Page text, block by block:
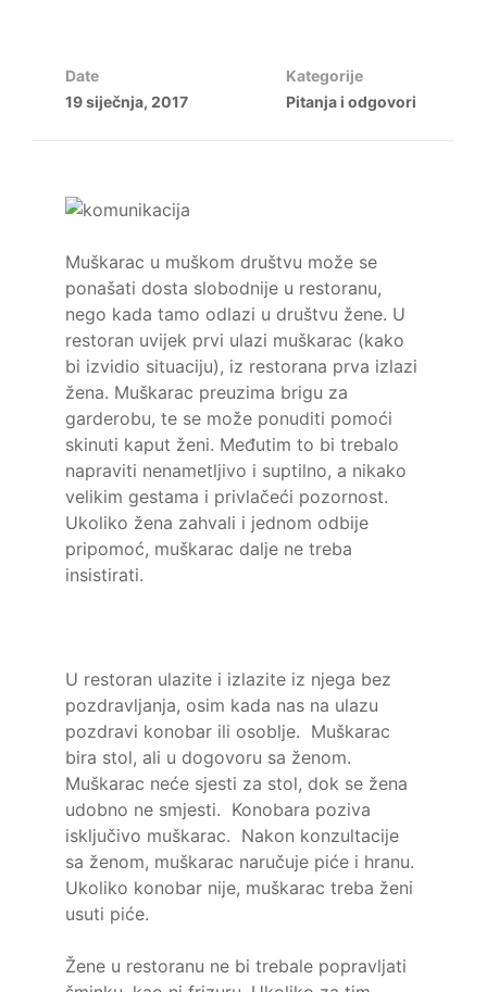
Date
19 siječnja, 2017
Kategorije
Pitanja i odgovori
Muškarac u muškom društvu može se
ponašati dosta slobodnije u restoranu,
nego kada tamo odlazi u društvu žene. U
restoran uvijek prvi ulazi muškarac (kako
bi izvidio situaciju), iz restorana prva izlazi
žena. Muškarac preuzima brigu za
garderobu, te se može ponuditi pomoći
skinuti kaput ženi. Međutim to bi trebalo
napraviti nenametljivo i suptilno, a nikako
velikim gestama i privlačeći pozornost.
Ukoliko žena zahvali i jednom odbije
pripomoć, muškarac dalje ne treba
insistirati.
U restoran ulazite i izlazite iz njega bez
pozdravljanja, osim kada nas na ulazu
pozdravi konobar ili osoblje. Muškarac
bira stol, ali u dogovoru sa ženom.
Muškarac neće sjesti za stol, dok se žena
udobno ne smjesti. Konobara poziva
isključivo muškarac. Nakon konzultacije
sa ženom, muškarac naručuje piće i hranu.
Ukoliko konobar nije, muškarac treba ženi
usuti piće.
Žene u restoranu ne bi trebale popravljati